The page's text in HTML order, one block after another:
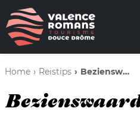
Home Reistips Bezienswaardigheden